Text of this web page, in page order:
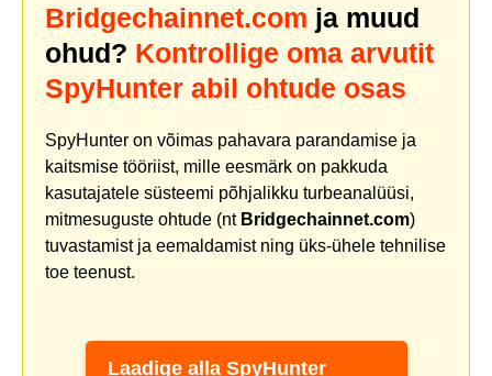
Bridgechainnet.com ja muud
ohud? Kontrollige oma arvutit
SpyHunter abil ohtude osas
SpyHunter on võimas pahavara parandamise ja
kaitsmise tööriist, mille eesmärk on pakkuda
kasutajatele süsteemi põhjalikku turbeanalüüsi,
mitmesuguste ohtude (nt Bridgechainnet.com)
tuvastamist ja eemaldamist ning üks-ühele tehnilise
toe teenust.
Laadige alla SpyHunter